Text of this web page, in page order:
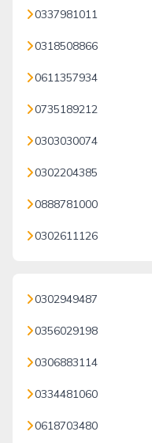
0337981011
0318508866
0611357934
0735189212
0303030074
0302204385
0888781000
0302611126
0302949487
0356029198
0306883114
0334481060
0618703480